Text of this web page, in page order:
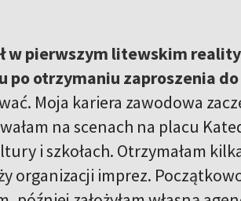
w pierwszym litewskim
otrzymaniu zaproszenia
Moja kariera zawodowa
na scenach na placu
i szkołach. Otrzymałam
organizacji imprez.